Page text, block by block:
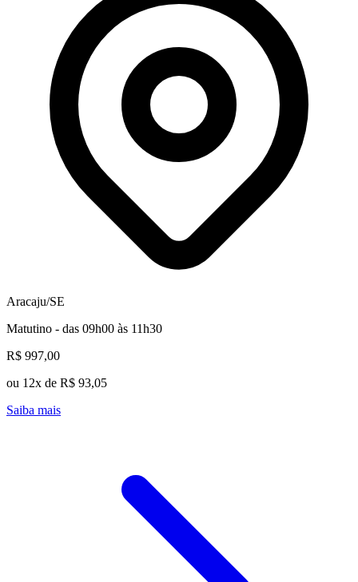
Aracaju/SE
Matutino - das 09h00 às 11h30
R$ 997,00
ou 12x de R$ 93,05
Saiba mais